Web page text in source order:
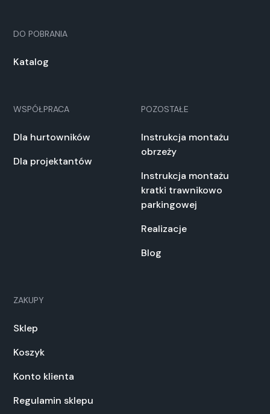
DO POBRANIA
Katalog
WSPÓŁPRACA
Dla hurtowników
Dla projektantów
POZOSTAŁE
Instrukcja montażu
obrzeży
Instrukcja montażu
kratki trawnikowo
parkingowej
Realizacje
Blog
ZAKUPY
Sklep
Koszyk
Konto klienta
Regulamin sklepu